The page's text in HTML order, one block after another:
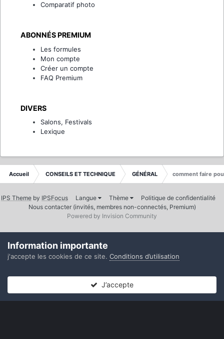
Comparatif photo
ABONNÉS PREMIUM
Les formules
Mon compte
Créer un compte
FAQ Premium
DIVERS
Salons, Festivals
Lexique
Accueil CONSEILS ET TECHNIQUE GÉNÉRAL comment faire
IPS Theme by IPSFocus Langue Thème
Politique de confidentialité
Nous contacter (invités, membres non-connectés, Premium)
Powered by Invision Community
Information importante
j'accepte les cookies de ce site. Conditions d’utilisation
J’accepte